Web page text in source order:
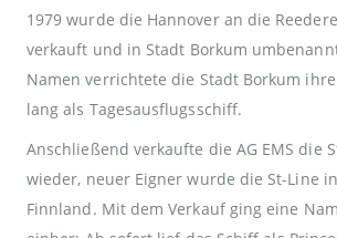
1979 wurde die Hannover an die
verkauft und in Stadt Borkum
Namen verrichtete die Stadt Borkum
lang als Tagesausflugsschiff.
Anschließend verkaufte die AG EMS die
wieder, neuer Eigner wurde die St-Line
Finnland. Mit dem Verkauf ging eine